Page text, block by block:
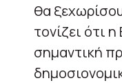
θα
τονίζει ότι
σημαντική